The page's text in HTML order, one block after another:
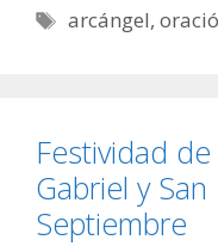
Etiquetas
arcángel,
Festividad
Gabriel y
Septiembre